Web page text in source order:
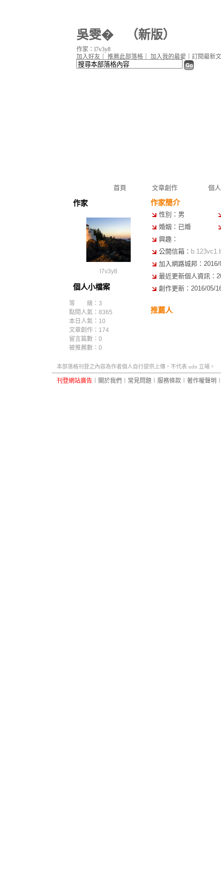
吳雯� （新版）
首頁 文章創作 個
加入好友 推薦此部落格 加入我的最愛 訂閱最新
作家：l7v3y8
作家
l7v3y8
個人小檔案
等 級：3
點閱人氣：8365
本日人氣：10
文章創作：174
留言篇數：0
被推薦數： 0
作家簡介
性別：男
婚姻：已婚
興趣：
公開信箱：
加入網路城邦：
最近更新個人資訊：
創作更新：2016/05/
推薦人
本部落格刊登之內容為作者個人自行提供上傳，不代表 udn 立場。
刊登網站廣告 關於我們 常見問題 服務條款 著作權聲明